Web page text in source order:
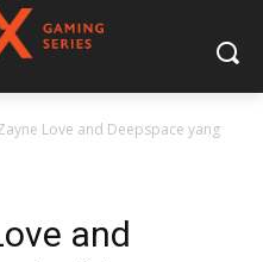
Love and Deepspace yang
and